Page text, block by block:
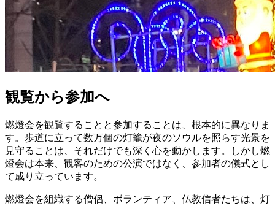
観覧から参加へ
燃燈会を観覧することと参加することは、根本的に異なりま
す。歩道に立って数万個の灯籠が夜のソウルを照らす光景を
見守ることは、それだけでも深く心を動かします。しかし燃
燈会は本来、観客のための公演ではなく、参加者の儀式とし
て成り立っています。
燃燈会を組織する僧侶、ボランティア、仏教信者たちは、灯